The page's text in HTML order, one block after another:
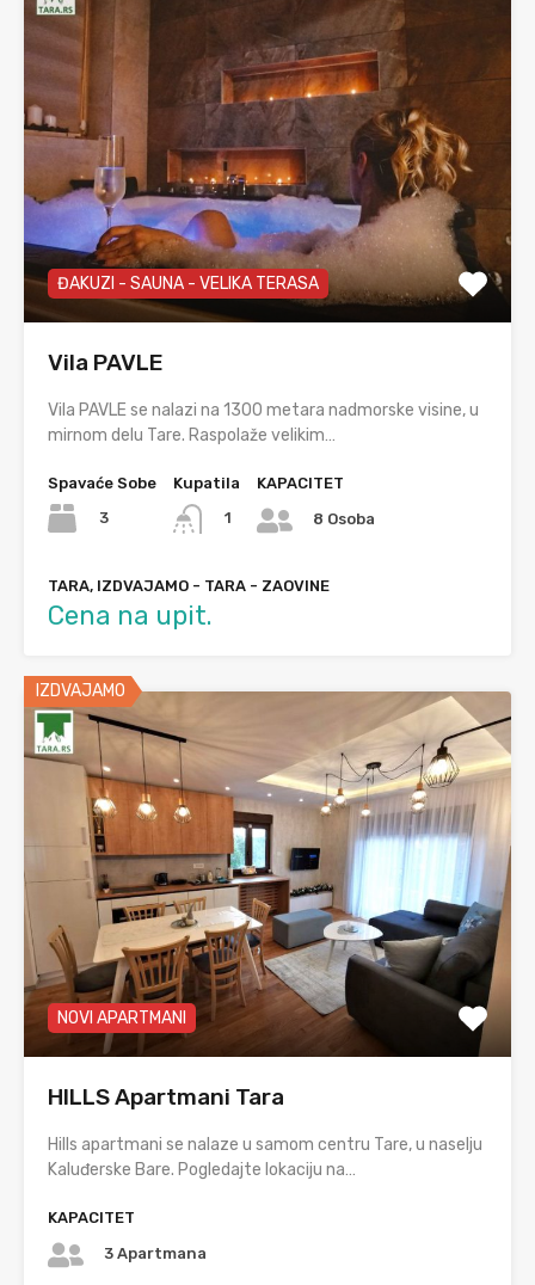
ĐAKUZI - SAUNA - VELIKA TERASA
Vila PAVLE
Vila PAVLE se nalazi na 1300 metara nadmorske visine, u
mirnom delu Tare. Raspolaže velikim…
Spavaće Sobe
3
Kupatila
1
KAPACITET
8 Osoba
TARA, IZDVAJAMO - TARA - ZAOVINE
Cena na upit.
IZDVAJAMO
NOVI APARTMANI
HILLS Apartmani Tara
Hills apartmani se nalaze u samom centru Tare, u naselju
Kaluđerske Bare. Pogledajte lokaciju na…
KAPACITET
3 Apartmana